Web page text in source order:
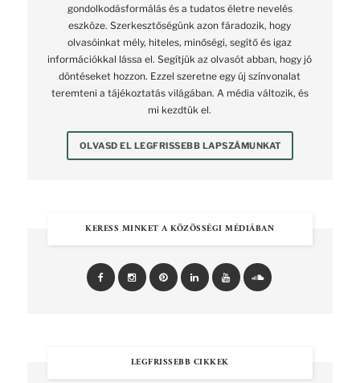
gondolkodásformálás és a tudatos életre nevelés
eszköze. Szerkesztőségünk azon fáradozik, hogy
olvasóinkat mély, hiteles, minőségi, segítő és igaz
információkkal lássa el. Segítjük az olvasót abban, hogy jó
döntéseket hozzon. Ezzel szeretne egy új színvonalat
teremteni a tájékoztatás világában. A média változik, és
mi kezdtük el.
OLVASD EL LEGFRISSEBB LAPSZÁMUNKAT
KERESS MINKET A KÖZÖSSÉGI MÉDIÁBAN
LEGFRISSEBB CIKKEK